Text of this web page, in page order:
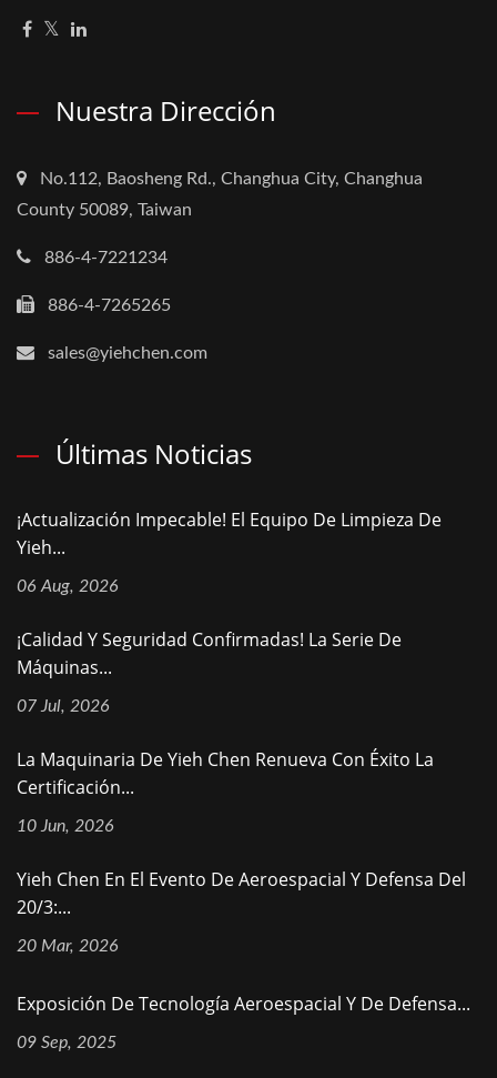
Nuestra Dirección
No.112, Baosheng Rd., Changhua City, Changhua
County 50089, Taiwan
886-4-7221234
886-4-7265265
sales@yiehchen.com
Últimas Noticias
¡Actualización Impecable! El Equipo De Limpieza De
Yieh...
06 Aug, 2026
¡Calidad Y Seguridad Confirmadas! La Serie De
Máquinas...
07 Jul, 2026
La Maquinaria De Yieh Chen Renueva Con Éxito La
Certificación...
10 Jun, 2026
Yieh Chen En El Evento De Aeroespacial Y Defensa Del
20/3:...
20 Mar, 2026
Exposición De Tecnología Aeroespacial Y De Defensa...
09 Sep, 2025